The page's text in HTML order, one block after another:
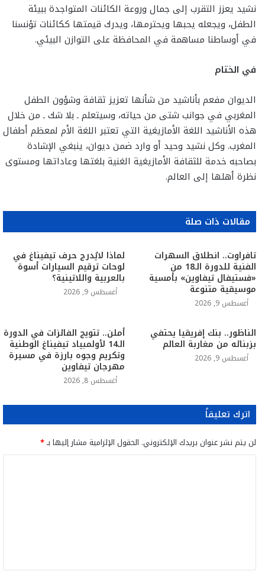
نشيد يعزز التقرب إلى جمال وروعة الكائنات المتواجدة ببيئة
الطفل، ويجعله يحبها ويحترمها، ويدرك قيمتها ككائنات تؤنسنا
في أوساطنا مساهمة في المحافظة على التوازن البيئي.
في الختام
الديوان مفعم بأناشيد من شأنها تعزيز ثقافة وشؤون الطفل
المغربي في جوانب شتى من حياته، وسيتعلم ـ بلا شك ـ من خلال
هذه الأناشيد اللغة الأمازيغية التي تعتبر اللغة الأم لمعظم أطفال
المغرب. وكل نشيد وحيد أو وارد ضمن ديوان، ينبغي الإشادة
بصاحبه خدمة للثقافة الأمازيغية الغنية بلغتها وعاداتها ومستوى
نظرة أهلها إلى العالم.
مقالات ذات صلة
تافراوت.. انطلاق السهرات
الفنية للدورة الـ18 من
«فستيفال تيفاوين» بأمسية
موسيقية متنوعة
أغسطس 9, 2026
لماذا لايُدرج حرف تيفيناغ في
لوحات ترقيم السيارات أسوة
بالعربية واللاتينية؟
أغسطس 9, 2026
الناظور.. بنك إفريقيا يحتفي
بزبنائه من مغاربة العالم
أغسطس 9, 2026
أملن.. تتويج الفائزات في الدورة
الـ14 لأولمبياد تيفيناغ الوطنية
وتكريم وجوه بارزة في مسيرة
مهرجان تيفاوين
أغسطس 8, 2026
اترك تعليقاً
لن يتم نشر عنوان بريدك الإلكتروني. الحقول الإلزامية مشار إليها بـ*
ق